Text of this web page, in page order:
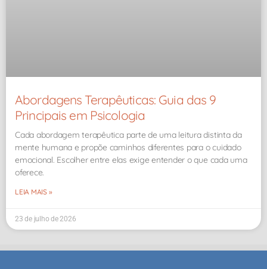
Abordagens Terapêuticas: Guia das 9
Principais em Psicologia
Cada abordagem terapêutica parte de uma leitura distinta da
mente humana e propõe caminhos diferentes para o cuidado
emocional. Escolher entre elas exige entender o que cada uma
oferece.
LEIA MAIS »
23 de julho de 2026